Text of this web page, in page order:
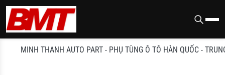
MINH THANH AUTO PART - PHỤ TÙNG Ô TÔ HÀN QUỐC -